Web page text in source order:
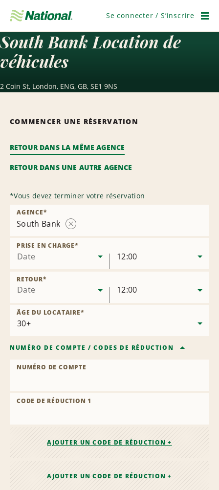
navigation
Se connecter / S’inscrire
South Bank Location de
véhicules
2 Coin St, London, ENG, GB, SE1 9NS
COMMENCER UNE RÉSERVATION
RETOUR DANS LA MÊME AGENCE
RETOUR DANS UNE AUTRE AGENCE
*Vous devez terminer votre réservation
South Bank
l’agence
AGENCE*
Date
PRISE EN CHARGE*
12:00
Date
RETOUR*
12:00
ÂGE DU LOCATAIRE*
NUMÉRO DE COMPTE /CODES DE RÉDUCTION
NUMÉRO DE COMPTE
CODE DE RÉDUCTION 1
AJOUTER UN CODE DE RÉDUCTION +
AJOUTER UN CODE DE RÉDUCTION +